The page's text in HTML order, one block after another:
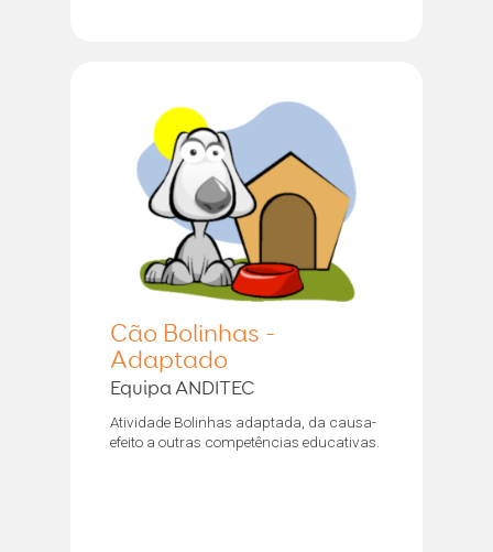
Cão Bolinhas -
Adaptado
Equipa ANDITEC
Atividade Bolinhas adaptada, da causa-
efeito a outras competências educativas.